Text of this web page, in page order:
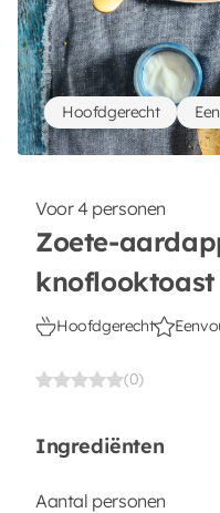
Voor 4 personen
Zoete-
knoflooktoast
Hoofdgerecht
(0)
Hoofdgerecht
Ingrediënten
Aantal personen